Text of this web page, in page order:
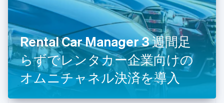
Rental Car Manager 3 週間足
らずでレンタカー企業向けの
オムニチャネル決済を導入
Svenska
スペイン
Español
スロバキア
English
スロベニア
EnglishItaliano
タイ
チェコ共和国